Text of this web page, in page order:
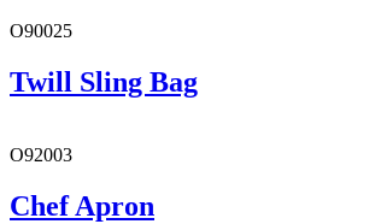
O90025
Twill Sling Bag
O92003
Chef Apron